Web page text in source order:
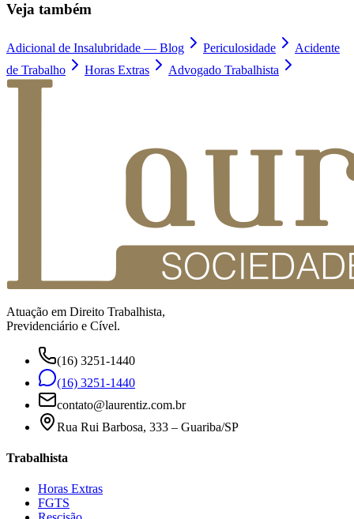
Veja também
Adicional de Insalubridade — Blog Periculosidade
Acidente
de Trabalho
Horas Extras Advogado Trabalhista
Atuação em Direito Trabalhista,
Previdenciário e Cível.
(16) 3251-1440
(16) 3251-1440
contato@laurentiz.com.br
Rua Rui Barbosa, 333 – Guariba/SP
Trabalhista
Horas Extras
FGTS